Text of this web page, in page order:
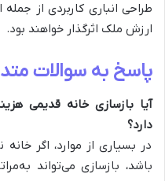
طراحی انباری کاربردی از
ارزش ملک اثرگذار خواهند بود.
پاسخ به سوالات
آیا بازسازی خانه قدیمی
دارد؟
در بسیاری از موارد، اگر
باشد، بازسازی می‌تواند